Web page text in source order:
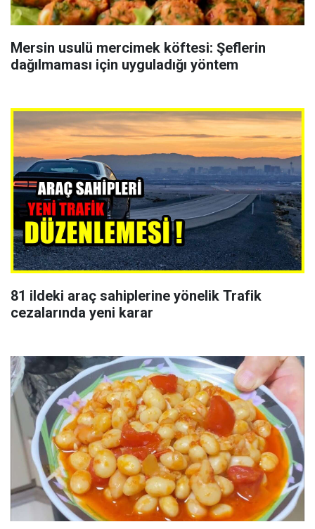
Mersin usulü mercimek köftesi: Şeflerin
dağılmaması için uyguladığı yöntem
81 ildeki araç sahiplerine yönelik Trafik
cezalarında yeni karar